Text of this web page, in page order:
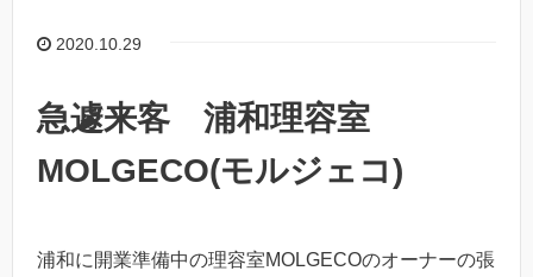
2020.10.29
急遽来客 浦和理容室
MOLGECO(モルジェコ)
浦和に開業準備中の理容室MOLGECOのオーナーの張